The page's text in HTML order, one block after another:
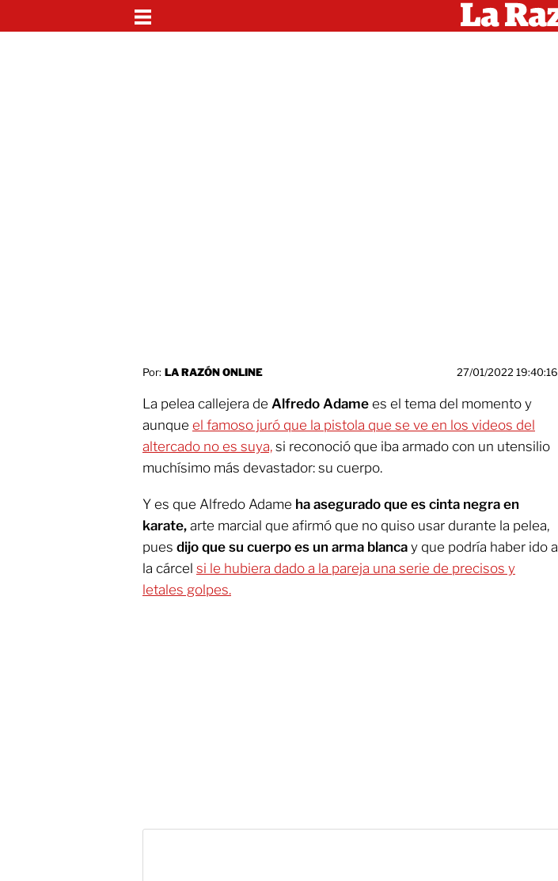
Por: LA RAZÓN ONLINE 27/01/2022 19:40:16
La pelea callejera de Alfredo Adame es el tema del momento y
aunque el famoso juró que la pistola que se ve en los videos del
altercado no es suya, si reconoció que iba armado con un utensilio
muchísimo más devastador: su cuerpo.
Y es que Alfredo Adame ha asegurado que es cinta negra en
karate, arte marcial que afirmó que no quiso usar durante la pelea,
pues dijo que su cuerpo es un arma blanca y que podría haber ido a
la cárcel si le hubiera dado a la pareja una serie de precisos y
letales golpes.